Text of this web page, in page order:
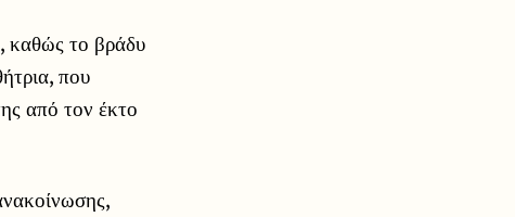
, καθώς το βράδυ
που
από τον έκτο